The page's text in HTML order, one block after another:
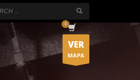
VER
MAPA